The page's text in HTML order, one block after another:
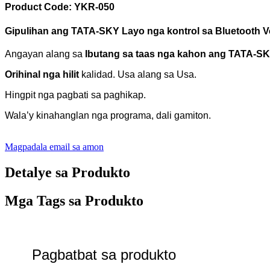
Product Code: YKR-050
Gipulihan ang TATA-SKY Layo nga kontrol sa Bluetooth
Angayan alang sa Ibutang sa taas nga kahon ang TATA-
Orihinal nga hilit kalidad. Usa alang sa Usa.
Hingpit nga pagbati sa paghikap.
Wala’y kinahanglan nga programa, dali gamiton.
Magpadala email sa amon
Detalye sa Produkto
Mga Tags sa Produkto
Pagbatbat sa produkto